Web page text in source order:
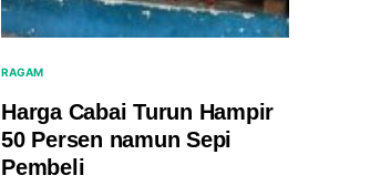
RAGAM
Harga Cabai Turun Hampir
50 Persen namun Sepi
Pembeli